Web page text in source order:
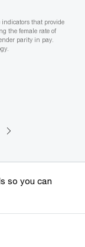
indicators that provide
the female rate of
parity in pay.
so you can